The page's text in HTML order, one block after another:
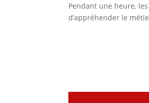
Pendant une heure,
d’appréhender le